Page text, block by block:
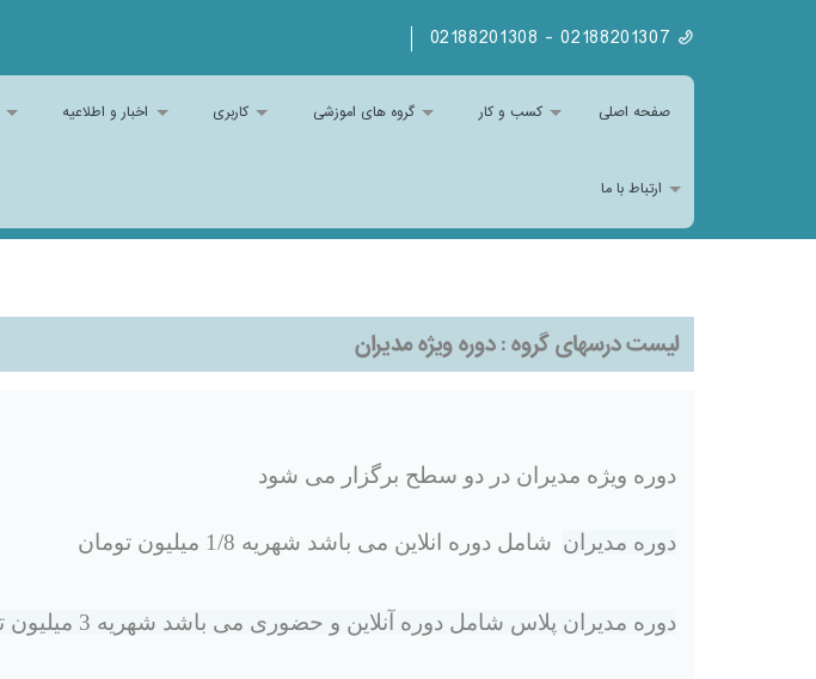
صفحه اصلی کسب و کار گروه های اموزشی کاربری اخبار و اطلاعیه
ارتباط با ما
لیست درسهای گروه :دوره ویژه مدیران
دوره ویژه مدیران در دو سطح برگزار می شود
دوره مدیران شامل دوره انلاین می باشد شهریه 1/8 میلیون تومان
دوره مدیران پلاس شامل دوره آنلاین و حضوری می باشد شهریه 3 میلیون تومان